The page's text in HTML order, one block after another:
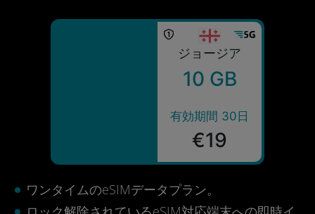
ジョージア
10 GB
有効期間 30日
€19
ワンタイムのeSIMデータプラン。